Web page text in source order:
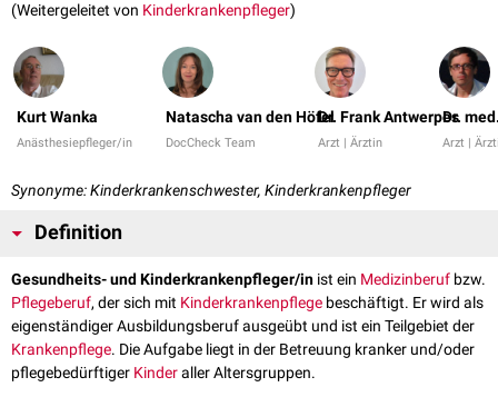
(Weitergeleitet von Kinderkrankenpfleger)
Kurt Wanka
Anästhesiepfleger/in
Natascha van den Höfel
DocCheck Team
Dr. Frank Antwerpes
Arzt | Ärztin
Dr.
Arzt |
Synonyme: Kinderkrankenschwester, Kinderkrankenpfleger
Definition
Gesundheits- und Kinderkrankenpfleger/in ist ein Medizinberuf bzw.
Pflegeberuf, der sich mit Kinderkrankenpflege beschäftigt. Er wird als
eigenständiger Ausbildungsberuf ausgeübt und ist ein Teilgebiet der
Krankenpflege. Die Aufgabe liegt in der Betreuung kranker und/oder
pflegebedürftiger Kinderaller Altersgruppen.